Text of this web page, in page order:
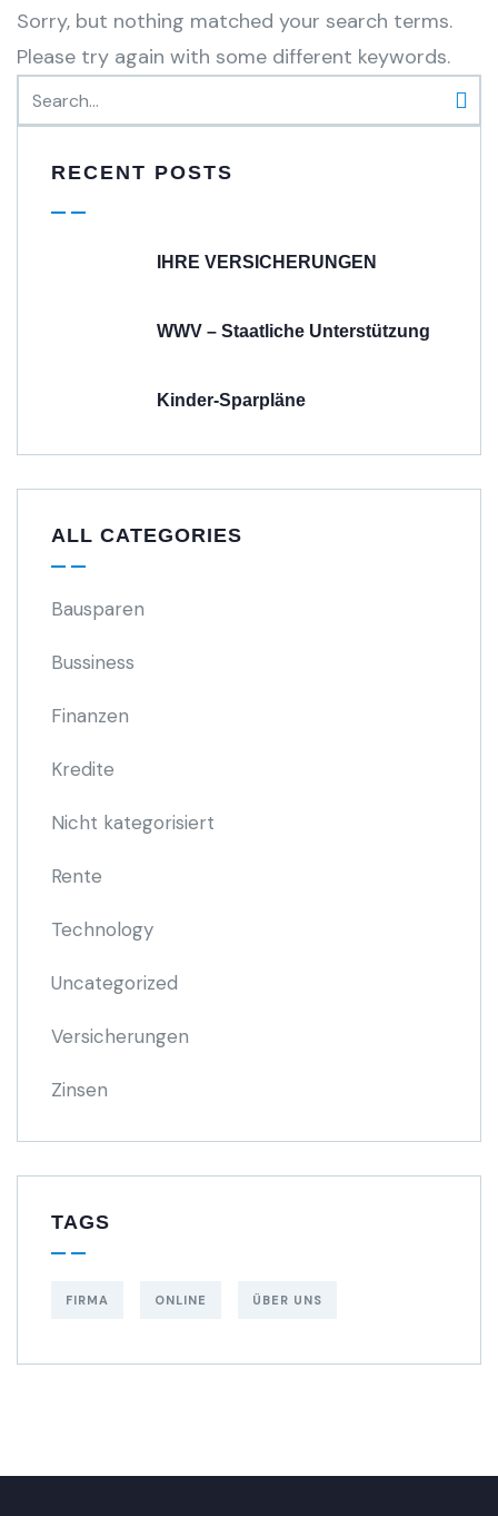
Sorry, but nothing matched your search terms.
Please try again with some different keywords.
RECENT POSTS
IHRE VERSICHERUNGEN
WWV – Staatliche Unterstützung
Kinder-Sparpläne
ALL CATEGORIES
Bausparen
Bussiness
Finanzen
Kredite
Nicht kategorisiert
Rente
Technology
Uncategorized
Versicherungen
Zinsen
TAGS
FIRMA ONLINE ÜBER UNS